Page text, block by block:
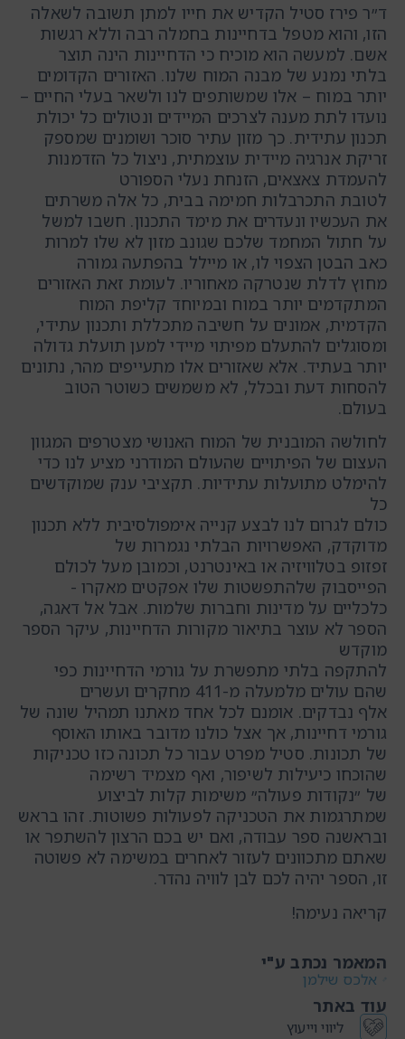
המאמר נכתב ע"י
אלכס שילמן
עוד באתר
ליווי וייעוץ
ד״ר פירז סטיל הקדיש את חייו למתן תשובה לשאלה
הזו, והוא מטפל בדחיינות בחמלה רבה וללא רגשות
אשם. למעשה הוא מוכיח כי הדחיינות הינה תוצר
בלתי נמנע של מבנה המוח שלנו. האזורים הקדומים
יותר במוח – אלו שמשותפים לנו ולשאר בעלי החיים –
נועדו לתת מענה לצרכים המיידים ונטולים כל יכולת
תכנון עתידית. כך מזון עתיר סוכר ושומנים שמספק
זריקת אנרגיה מיידית עוצמתית, ניצול כל הזדמנות
להעמדת צאצאים, הזנחת נעלי הספורט
לטובת התכרבלות חמימה בבית, כל אלה משרתים
את העכשיו ונעדרים את מימד התכנון. חשבו למשל
על חתול המחמד שלכם שגונב מזון לא שלו למרות
כאב הבטן הצפוי לו, או מיילל בהפתעה גמורה
מחוץ לדלת שנטרקה מאחוריו. לעומת זאת האזורים
המתקדמים יותר במוח ובמיוחד קליפת המוח
הקדמית, אמונים על חשיבה מתכללת ותכנון עתידי,
ומסוגלים להתעלם מפיתוי מיידי למען תועלת גדולה
יותר בעתיד. אלא שאזורים אלו מתעייפים מהר, נתונים
להסחות דעת ובכלל, לא משמשים כשוטר הטוב
בעולם.
לחולשה המובנית של המוח האנושי מצטרפים המגוון
העצום של הפיתויים שהעולם המודרני מציע לנו כדי
להימלט מתועלות עתידיות. תקציבי ענק שמוקדשים
כל
כולם לגרום לנו לבצע קנייה אימפולסיבית ללא תכנון
מדוקדק, האפשרויות הבלתי נגמרות של
זפזופ בטלוויזיה או באינטרנט, וכמובן מעל לכולם
הפייסבוק שלהתפשטות שלו אפקטים מאקרו -
כלכליים על מדינות וחברות שלמות. אבל אל דאגה,
הספר לא עוצר בתיאור מקורות הדחיינות, עיקר הספר
מוקדש
להתקפה בלתי מתפשרת על גורמי הדחיינות כפי
שהם עולים מלמעלה מ-411 מחקרים ועשרים
אלף נבדקים. אומנם לכל אחד מאתנו תמהיל שונה של
גורמי דחיינות, אך אצל כולנו מדובר באותו האוסף
של תכונות. סטיל מפרט עבור כל תכונה כזו טכניקות
שהוכחו כיעילות לשיפור, ואף מצמיד רשימה
של ״נקודות פעולה״ משימות קלות לביצוע
שמתרגמות את הטכניקה לפעולות פשוטות. זהו בראש
ובראשנה ספר עבודה, ואם יש בכם הרצון להשתפר או
שאתם מתכוונים לעזור לאחרים במשימה לא פשוטה
זו, הספר יהיה לכם לבן לוויה נהדר.
קריאה נעימה!